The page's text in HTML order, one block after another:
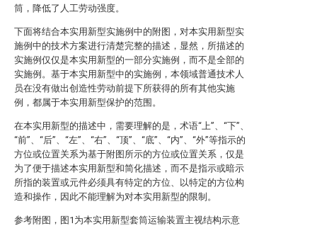
筒，降低了人工劳动强度。
下面将结合本实用新型实施例中的附图，对本实用新型实
施例中的技术方案进行清楚完整的描述，显然，所描述的
实施例仅仅是本实用新型的一部分实施例，而不是全部的
实施例。基于本实用新型中的实施例，本领域普通技术人
员在没有做出创造性劳动前提下所获得的所有其他实施
例，都属于本实用新型保护的范围。
在本实用新型的描述中，需要理解的是，术语“上”、“下”、
“前”、“后”、“左”、“右”、“顶”、“底”、“内”、“外”等指示的
方位或位置关系为基于附图所示的方位或位置关系，仅是
为了便于描述本实用新型和简化描述，而不是指示或暗示
所指的装置或元件必须具有特定的方位、以特定的方位构
造和操作，因此不能理解为对本实用新型的限制。
参考附图，图1为本实用新型套筒运输装置主视结构示意